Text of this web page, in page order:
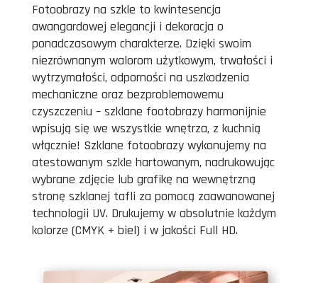
Fotoobrazy na szkle to kwintesencja
awangardowej elegancji i dekoracja o
ponadczasowym charakterze. Dzięki swoim
niezrównanym walorom użytkowym, trwałości i
wytrzymałości, odporności na uszkodzenia
mechaniczne oraz bezproblemowemu
czyszczeniu – szklane footobrazy harmonijnie
wpisują się we wszystkie wnętrza, z kuchnią
włącznie! Szklane fotoobrazy wykonujemy na
atestowanym szkle hartowanym, nadrukowując
wybrane zdjęcie lub grafikę na wewnętrzną
stronę szklanej tafli za pomocą zaawanowanej
technologii UV. Drukujemy w absolutnie każdym
kolorze (CMYK + biel) i w jakości Full HD.